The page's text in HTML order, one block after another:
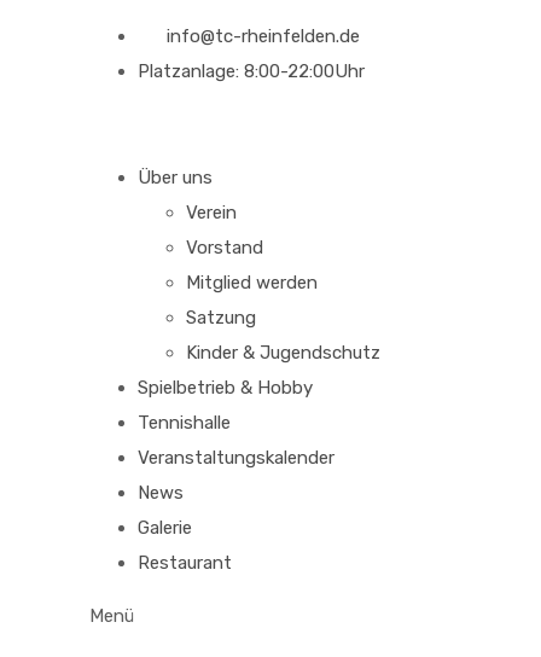
info@tc-rheinfelden.de
Platzanlage: 8:00-22:00Uhr
Über uns
Verein
Vorstand
Mitglied werden
Satzung
Kinder & Jugendschutz
Spielbetrieb & Hobby
Tennishalle
Veranstaltungskalender
News
Galerie
Restaurant
Menü